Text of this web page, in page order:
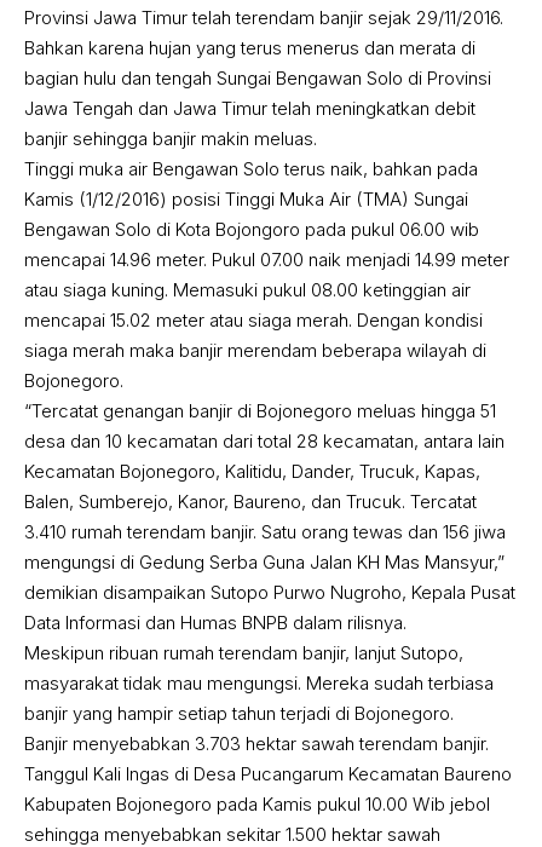
Provinsi Jawa Timur telah terendam banjir sejak 29/11/2016.
Bahkan karena hujan yang terus menerus dan merata di
bagian hulu dan tengah Sungai Bengawan Solo di Provinsi
Jawa Tengah dan Jawa Timur telah meningkatkan debit
banjir sehingga banjir makin meluas.
Tinggi muka air Bengawan Solo terus naik, bahkan pada
Kamis (1/12/2016) posisi Tinggi Muka Air (TMA) Sungai
Bengawan Solo di Kota Bojongoro pada pukul 06.00 wib
mencapai 14.96 meter. Pukul 07.00 naik menjadi 14.99 meter
atau siaga kuning. Memasuki pukul 08.00 ketinggian air
mencapai 15.02 meter atau siaga merah. Dengan kondisi
siaga merah maka banjir merendam beberapa wilayah di
Bojonegoro.
“Tercatat genangan banjir di Bojonegoro meluas hingga 51
desa dan 10 kecamatan dari total 28 kecamatan, antara lain
Kecamatan Bojonegoro, Kalitidu, Dander, Trucuk, Kapas,
Balen, Sumberejo, Kanor, Baureno, dan Trucuk. Tercatat
3.410 rumah terendam banjir. Satu orang tewas dan 156 jiwa
mengungsi di Gedung Serba Guna Jalan KH Mas Mansyur,”
demikian disampaikan Sutopo Purwo Nugroho, Kepala Pusat
Data Informasi dan Humas BNPB dalam rilisnya.
Meskipun ribuan rumah terendam banjir, lanjut Sutopo,
masyarakat tidak mau mengungsi. Mereka sudah terbiasa
banjir yang hampir setiap tahun terjadi di Bojonegoro.
Banjir menyebabkan 3.703 hektar sawah terendam banjir.
Tanggul Kali Ingas di Desa Pucangarum Kecamatan Baureno
Kabupaten Bojonegoro pada Kamis pukul 10.00 Wib jebol
sehingga menyebabkan sekitar 1.500 hektar sawah